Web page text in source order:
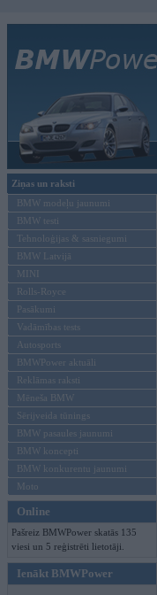
Ziņas un raksti
BMW modeļu jaunumi
BMW testi
Tehnoloģijas & sasniegumi
BMW Latvijā
MINI
Rolls-Royce
Pasākumi
Vadāmības tests
Autosports
BMWPower aktuāli
Reklāmas raksti
Mēneša BMW
Sērijveida tūnings
BMW pasaules jaunumi
BMW koncepti
BMW konkurentu jaunumi
Moto
Online
Pašreiz BMWPower skatās 135
viesi un 5 reģistrēti lietotāji.
Ienākt BMWPower